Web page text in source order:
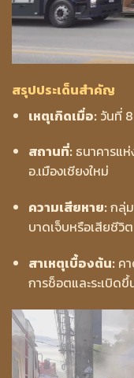
สรุปประเด็นสำคัญ
เหตุเกิดเมื่อ: วันที่
สถานที่: ธนาคารแ
อ.เมืองเชียงใหม่
ความเสียหาย: กลุ่
บาดเจ็บหรือเสียชีวิต
สาเหตุเบื้องต้น: ค
การช็อตและระเบิดขึ้